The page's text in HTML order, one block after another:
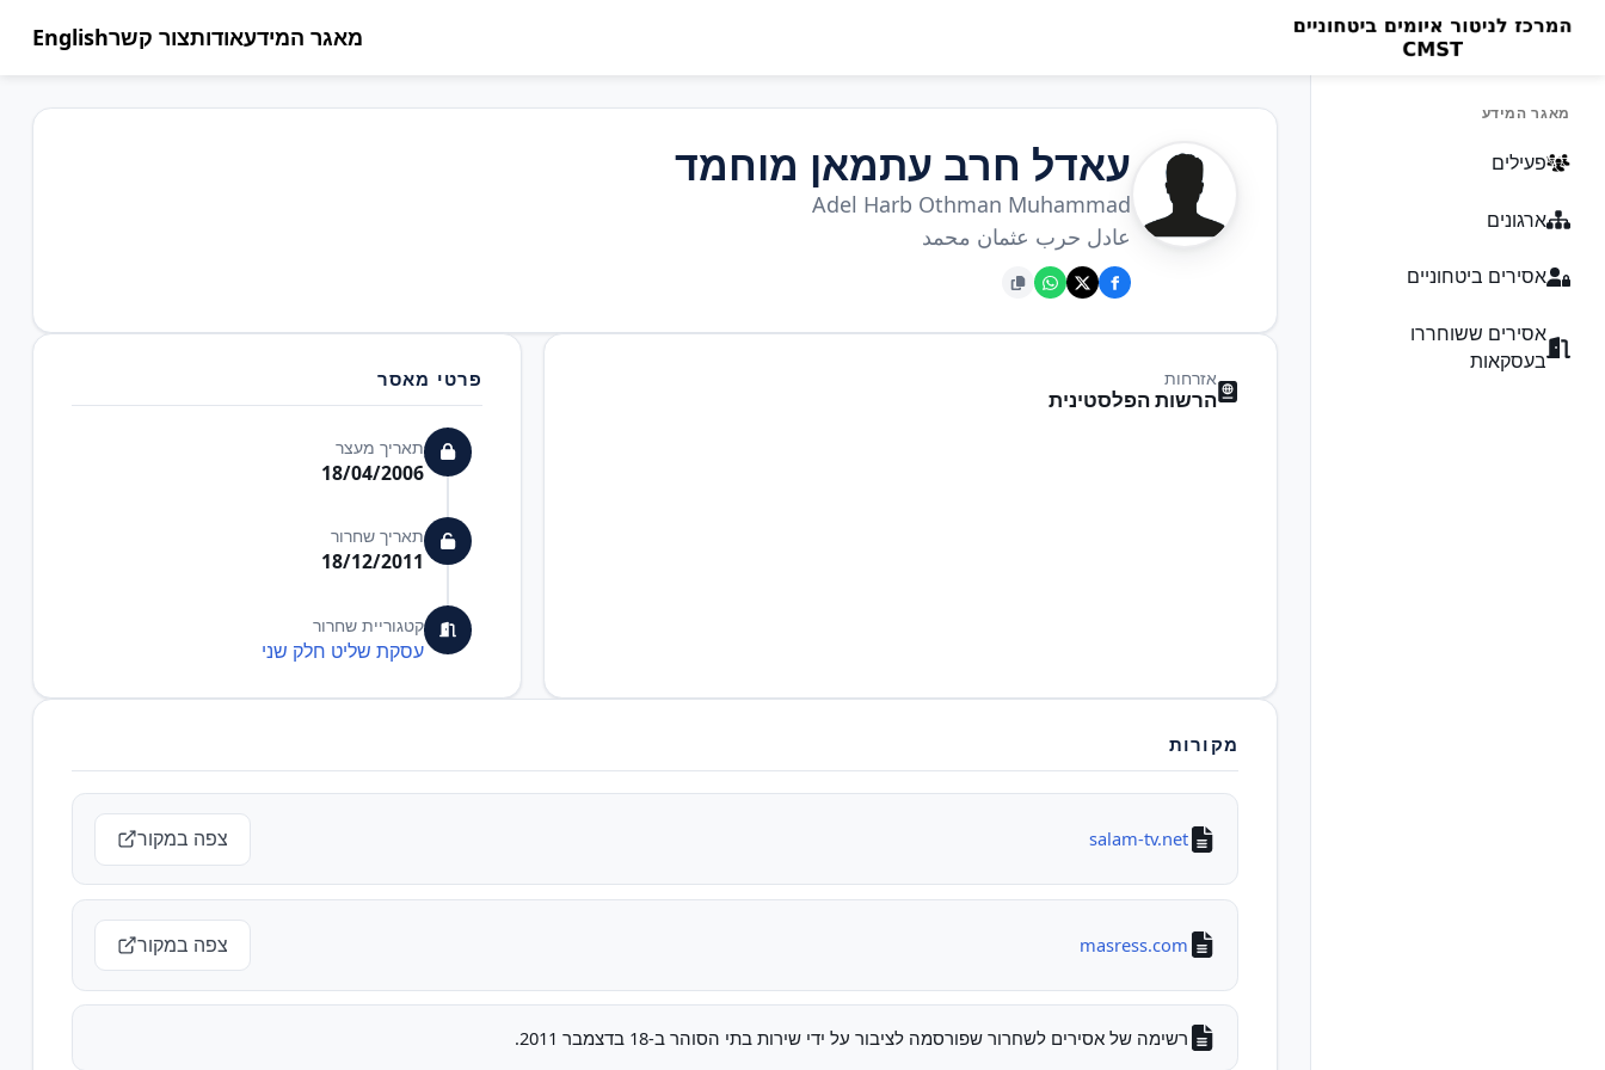
מאגר המידעאודותצור קשרEnglish
מאגר המידע
פעילים
ארגונים
אסירים ביטחוניים
אסירים ששוחררו
בעסקאות
עאדל חרב עתמאן מוחמד
Adel Harb Othman Muhammad
عادل حرب عثمان محمد
אזרחות
הרשות הפלסטינית
פרטי מאסר
תאריך מעצר
18/04/2006
תאריך שחרור
18/12/2011
קטגוריית שחרור
עסקת שליט חלק שני
מקורות
salam-tv.net צפה במקור
masress.com צפה במקור
רשימה של אסירים לשחרור שפורסמה לציבור על ידי שירות בתי הסוהר ב-18 בדצמבר 2011.